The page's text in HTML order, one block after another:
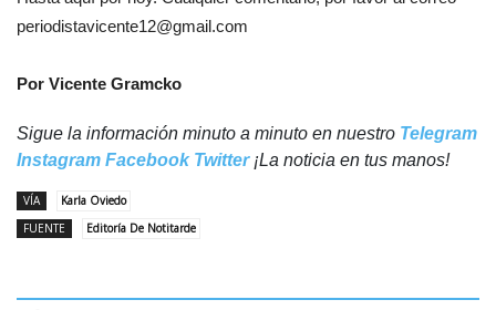
periodistavicente12@gmail.com
Por Vicente Gramcko
Sigue la información minuto a minuto en nuestro Telegram
Instagram Facebook Twitter¡La noticia en tus manos!
VÍA
Karla Oviedo
FUENTE
Editoría De Notitarde